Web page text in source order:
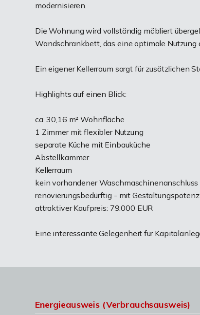
modernisieren.
Die Wohnung wird vollständig möbliert
Wandschrankbett, das eine optimale Nutzung
Ein eigener Kellerraum sorgt für zusätzlichen
Highlights auf einen Blick:
ca. 30,16 m² Wohnfläche
1 Zimmer mit flexibler Nutzung
separate Küche mit Einbauküche
Abstellkammer
Kellerraum
kein vorhandener
renovierungsbedürftig - mit
attraktiver Kaufpreis: 79.000 EUR
Eine interessante Gelegenheit für
Energieausweis (Verbrauchsausweis)